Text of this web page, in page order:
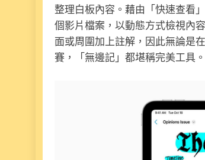
整理白板內容。藉由「快速查看
個影片檔案，以動態方式檢視內
面或周圍加上註解，因此無論是
賽，「無邊記」都堪稱完美工具。